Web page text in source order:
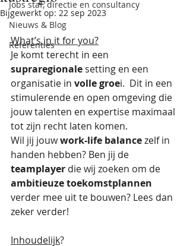
Jobs staf, directie en consultancy
Nieuws & Blog
Referenties
Bijgewerkt op: 22 sep 2023
What’s in it for you?
Je komt terecht in een
supraregionale setting en een
organisatie in volle groei.  Dit in een
stimulerende en open omgeving die
jouw talenten en expertise maximaal
tot zijn recht laten komen.
Wil jij jouw work-life balance zelf in
handen hebben? Ben jij de
teamplayer die wij zoeken om de
ambitieuze toekomstplannen
verder mee uit te bouwen? Lees dan
zeker verder!
Inhoudelijk?